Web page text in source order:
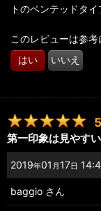
トのベンテッドタ
このレビューは参
はい いいえ
5
第一印象は見やす
2019年01 月 17日
baggio さん